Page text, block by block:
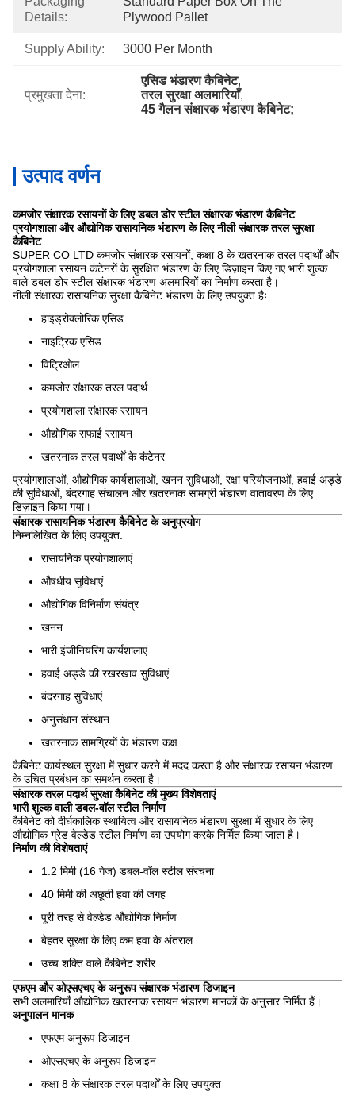
Details:
Plywood Pallet
Supply Ability: 3000 Per Month
प्रमुखता देना:
एसिड भंडारण कैबिनेट,
तरल सुरक्षा अलमारियाँ,
45 गैलन संक्षारक भंडारण कैबिनेट;
उत्पाद वर्णन
कमजोर संक्षारक रसायनों के लिए डबल डोर स्टील संक्षारक भंडारण कैबिनेट
प्रयोगशाला और औद्योगिक रासायनिक भंडारण के लिए नीली संक्षारक तरल सुरक्षा
कैबिनेट
SUPER CO LTD कमजोर संक्षारक रसायनों, कक्षा 8 के खतरनाक तरल पदार्थों और
प्रयोगशाला रसायन कंटेनरों के सुरक्षित भंडारण के लिए डिज़ाइन किए गए भारी शुल्क
वाले डबल डोर स्टील संक्षारक भंडारण अलमारियों का निर्माण करता है।
नीली संक्षारक रासायनिक सुरक्षा कैबिनेट भंडारण के लिए उपयुक्त हैः
हाइड्रोक्लोरिक एसिड
नाइट्रिक एसिड
विट्रिओल
कमजोर संक्षारक तरल पदार्थ
प्रयोगशाला संक्षारक रसायन
औद्योगिक सफाई रसायन
खतरनाक तरल पदार्थों के कंटेनर
प्रयोगशालाओं, औद्योगिक कार्यशालाओं, खनन सुविधाओं, रक्षा परियोजनाओं, हवाई अड्डे
की सुविधाओं, बंदरगाह संचालन और खतरनाक सामग्री भंडारण वातावरण के लिए
डिज़ाइन किया गया।
संक्षारक रासायनिक भंडारण कैबिनेट के अनुप्रयोग
निम्नलिखित के लिए उपयुक्त:
रासायनिक प्रयोगशालाएं
औषधीय सुविधाएं
औद्योगिक विनिर्माण संयंत्र
खनन
भारी इंजीनियरिंग कार्यशालाएं
हवाई अड्डे की रखरखाव सुविधाएं
बंदरगाह सुविधाएं
अनुसंधान संस्थान
खतरनाक सामग्रियों के भंडारण कक्ष
कैबिनेट कार्यस्थल सुरक्षा में सुधार करने में मदद करता है और संक्षारक रसायन भंडारण
के उचित प्रबंधन का समर्थन करता है।
संक्षारक तरल पदार्थ सुरक्षा कैबिनेट की मुख्य विशेषताएं
भारी शुल्क वाली डबल-वॉल स्टील निर्माण
कैबिनेट को दीर्घकालिक स्थायित्व और रासायनिक भंडारण सुरक्षा में सुधार के लिए
औद्योगिक ग्रेड वेल्डेड स्टील निर्माण का उपयोग करके निर्मित किया जाता है।
निर्माण की विशेषताएं
1.2 मिमी (16 गेज) डबल-वॉल स्टील संरचना
40 मिमी की अछूती हवा की जगह
पूरी तरह से वेल्डेड औद्योगिक निर्माण
बेहतर सुरक्षा के लिए कम हवा के अंतराल
उच्च शक्ति वाले कैबिनेट शरीर
एफएम और ओएसएचए के अनुरूप संक्षारक भंडारण डिजाइन
सभी अलमारियाँ औद्योगिक खतरनाक रसायन भंडारण मानकों के अनुसार निर्मित हैं।
अनुपालन मानक
एफएम अनुरूप डिजाइन
ओएसएचए के अनुरूप डिजाइन
कक्षा 8 के संक्षारक तरल पदार्थों के लिए उपयुक्त